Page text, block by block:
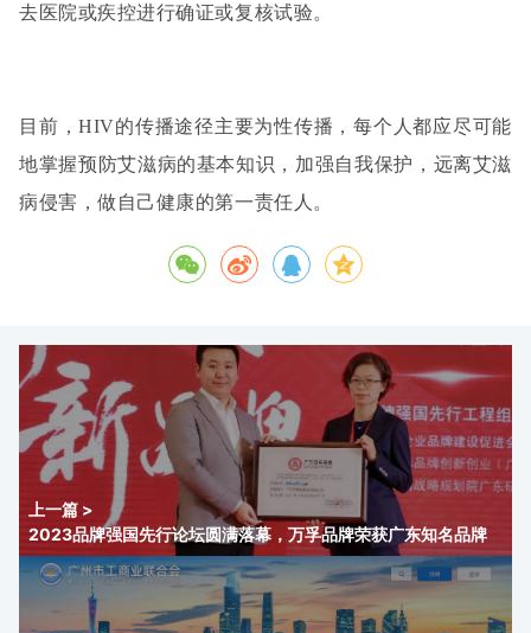
去医院或疾控进行确证或复核试验。
目前，HIV的传播途径主要为性传播，每个人都应尽可能
地掌握预防艾滋病的基本知识，加强自我保护，远离艾滋
病侵害，做自己健康的第一责任人。
上一篇 >
2023品牌强国先行论坛圆满落幕，万孚品牌荣获广东知名品牌